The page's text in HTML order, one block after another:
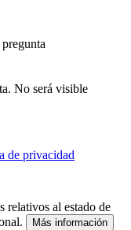
No será visible
de privacidad
relativos al estado de
Más información